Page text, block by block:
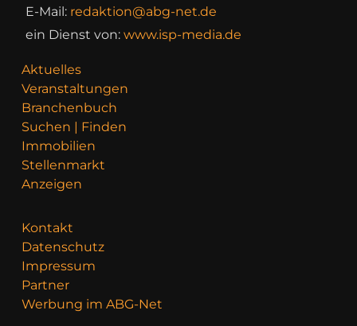
E-Mail: redaktion@abg-net.de
ein Dienst von: www.isp-media.de
Aktuelles
Veranstaltungen
Branchenbuch
Suchen | Finden
Immobilien
Stellenmarkt
Anzeigen
Kontakt
Datenschutz
Impressum
Partner
Werbung im ABG-Net